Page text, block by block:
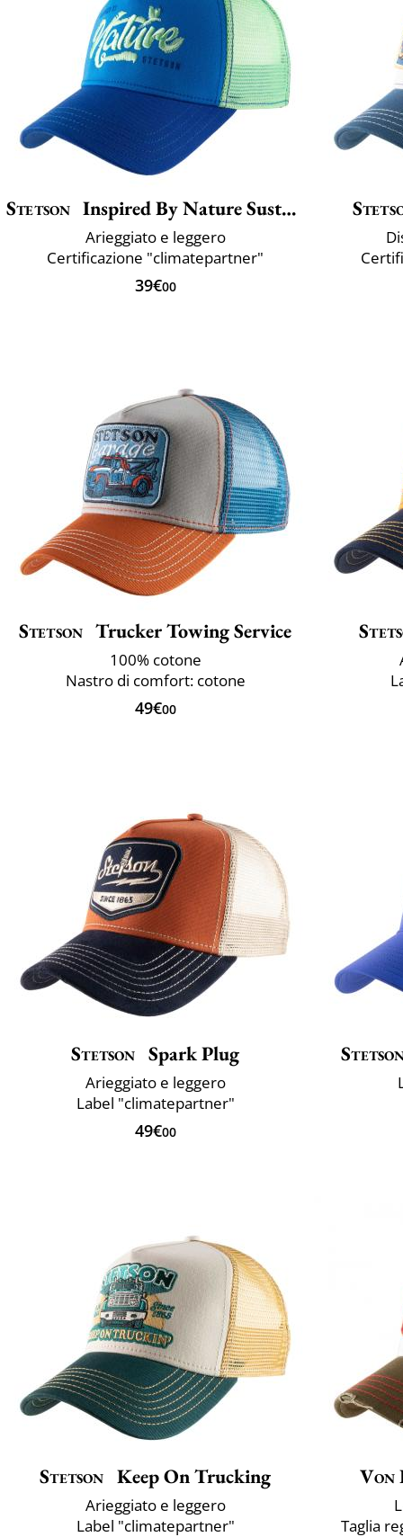
Stetson Inspired By Nature Sustainable
Arieggiato e leggero
Certificazione "climatepartner"
39€00
Stetson Trucker Towing Service
100% cotone
Nastro di comfort: cotone
49€00
Stetson Spark Plug
Arieggiato e leggero
Label "climatepartner"
49€00
Stetson Keep On Trucking
Arieggiato e leggero
Label "climatepartner"
Von
Taglia